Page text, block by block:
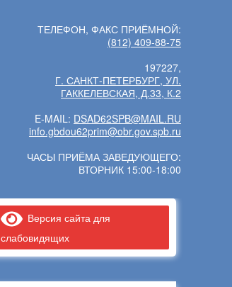
ТЕЛЕФОН, ФАКС ПРИЁМНОЙ:
(812) 409-88-75
197227,
Г. САНКТ-ПЕТЕРБУРГ, УЛ.
ГАККЕЛЕВСКАЯ, Д.33, К.2
E-MAIL: DSAD62SPB@MAIL.RU
info.gbdou62prim@obr.gov.spb.ru
ЧАСЫ ПРИЁМА ЗАВЕДУЮЩЕГО:
ВТОРНИК 15:00-18:00
Версия сайта для
слабовидящих